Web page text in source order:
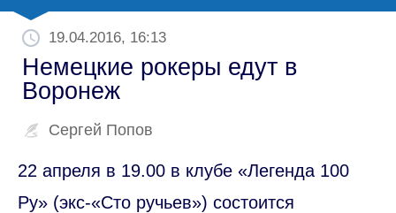
19.04.2016, 16:13
Немецкие рокеры едут в
Воронеж
Сергей Попов
22 апреля в 19.00 в клубе «Легенда 100
Ру» (экс-«Сто ручьев») состоится